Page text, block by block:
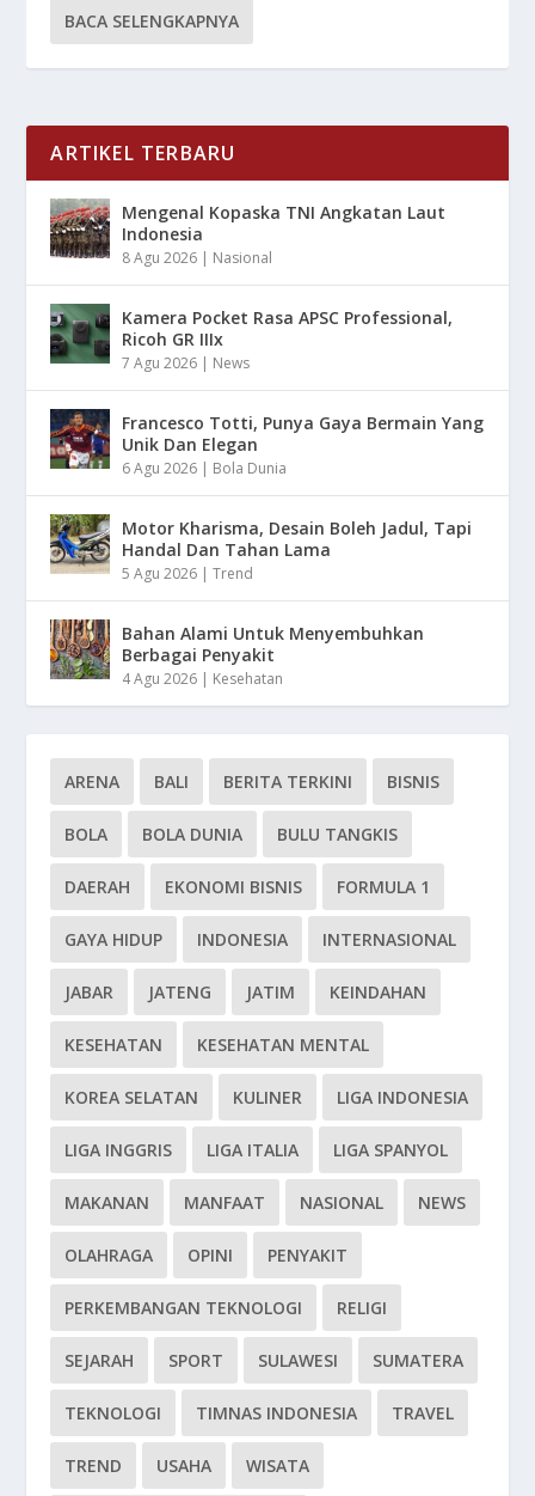
BACA SELENGKAPNYA
ARTIKEL TERBARU
Mengenal Kopaska TNI Angkatan Laut
Indonesia
8 Agu 2026 | Nasional
Kamera Pocket Rasa APSC Professional,
Ricoh GR IIIx
7 Agu 2026 | News
Francesco Totti, Punya Gaya Bermain Yang
Unik Dan Elegan
6 Agu 2026 | Bola Dunia
Motor Kharisma, Desain Boleh Jadul, Tapi
Handal Dan Tahan Lama
5 Agu 2026 |Trend
Bahan Alami Untuk Menyembuhkan
Berbagai Penyakit
4 Agu 2026 | Kesehatan
ARENA BALI BERITA TERKINI BISNIS
BOLA BOLA DUNIA BULU TANGKIS
DAERAH EKONOMI BISNIS FORMULA 1
GAYA HIDUP INDONESIA INTERNASIONAL
JABAR JATENG JATIM KEINDAHAN
KESEHATAN KESEHATAN MENTAL
KOREA SELATAN KULINER LIGA INDONESIA
LIGA INGGRIS LIGA ITALIA LIGA SPANYOL
MAKANAN MANFAAT NASIONAL NEWS
OLAHRAGA OPINI PENYAKIT
PERKEMBANGAN TEKNOLOGI RELIGI
SEJARAH SPORT SULAWESI SUMATERA
TEKNOLOGI TIMNAS INDONESIA TRAVEL
TREND USAHA WISATA